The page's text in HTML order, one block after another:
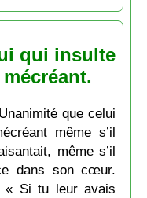
qui insulte
que celui
même s’il
même s’il
dans son cœur.
« Si tu leur avais